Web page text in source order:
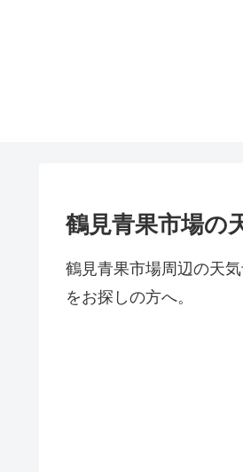
鶴見青果市場の
鶴見青果市場周辺の天
をお探しの方へ。